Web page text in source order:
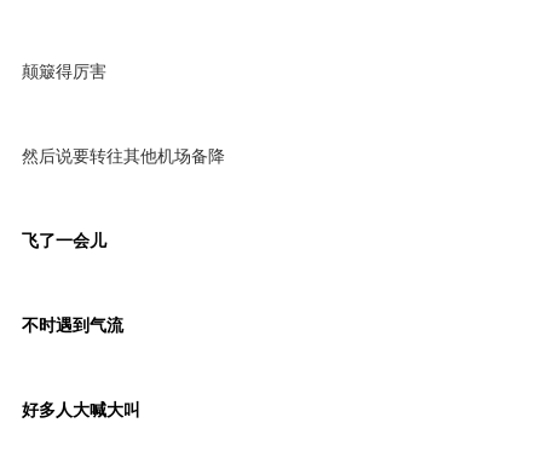
颠簸得厉害
然后说要转往其他机场备降
飞了一会儿
不时遇到气流
好多人大喊大叫